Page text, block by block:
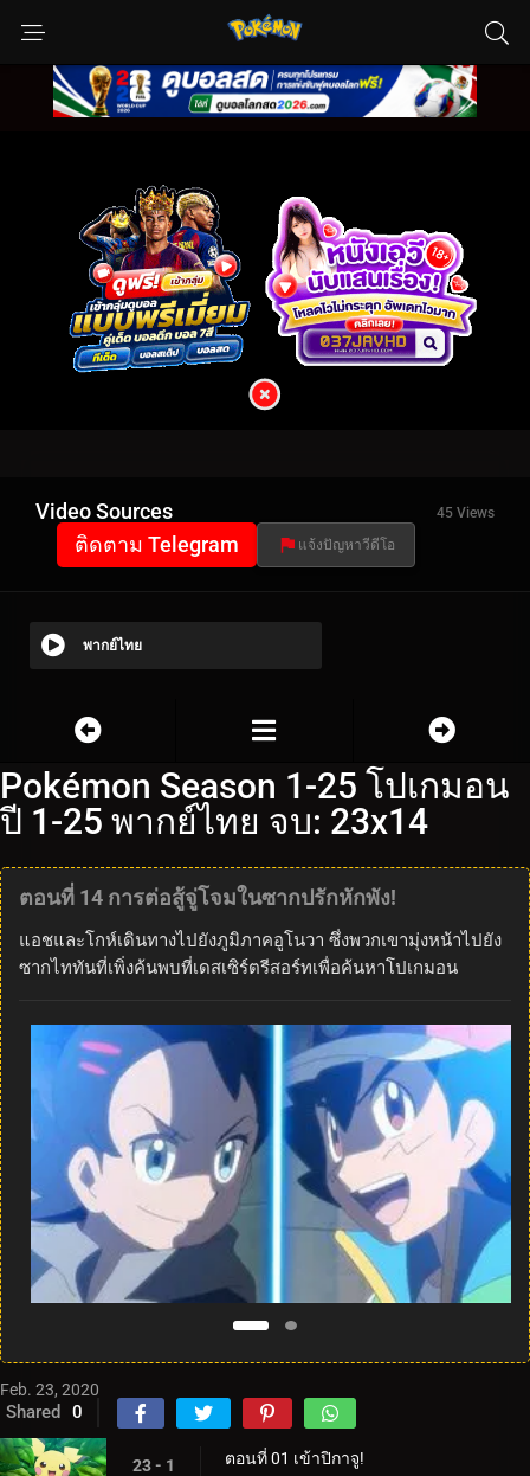
Video Sources 45 Views
ติดตาม Telegram แจ้งปัญหาวีดีโอ
พากย์ไทย
Pokémon Season 1-25 โปเกมอน
ปี 1-25 พากย์ไทย จบ: 23x14
ตอนที่ 14 การต่อสู้จู่โจมในซากปรักหักพัง!
แอชและโกห์เดินทางไปยังภูมิภาคอูโนวา ซึ่งพวกเขามุ่งหน้าไปยัง
ซากไททันที่เพิ่งค้นพบที่เดสเซิร์ตรีสอร์ทเพื่อค้นหาโปเกมอน
Feb. 23, 2020
Shared 0
23 - 1 ตอนที่ 01 เข้าปิกาจู!